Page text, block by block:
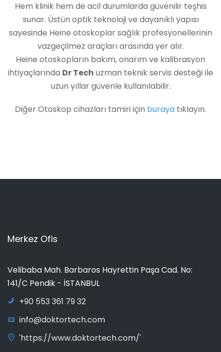
Hem klinik hem de acil durumlarda güvenilir teşhis
sunar. Üstün optik teknoloji ve dayanıklı yapısı
sayesinde Heine otoskoplar sağlık profesyonellerinin
vazgeçilmez araçları arasında yer alır.
Heine otoskopların bakım, onarım ve kalibrasyon
ihtiyaçlarında Dr Tech uzman teknik servis desteği ile
uzun yıllar güvenle kullanılabilir.
Diğer Otoskop cihazları tamiri için buraya tıklayın.
Merkez Ofis
Velibaba Mah. Barbaros Hayrettin Paşa Cad. No:
141/C Pendik - İSTANBUL
+90 553 361 79 32
info@doktortech.com
'https://www.doktortech.com/'